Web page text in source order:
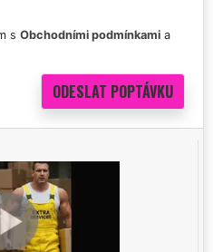
s Obchodními podmínkami a